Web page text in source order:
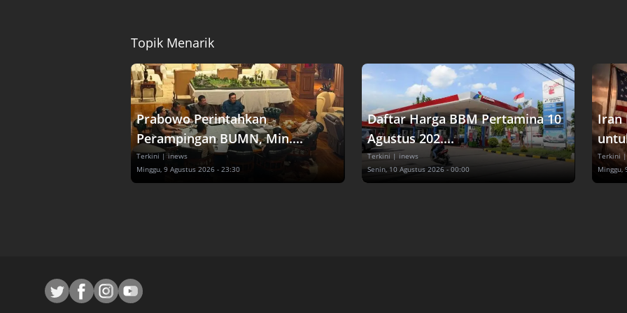
Topik Menarik
Prabowo Perintahkan
Perampingan BUMN, Min....
Terkini | inews
Minggu, 9 Agustus 2026 - 23:30
Daftar Harga BBM Pertamina 10
Agustus 202....
Terkini | inews
Senin, 10 Agustus 2026 - 00:00
Iran
Terkini
Minggu,